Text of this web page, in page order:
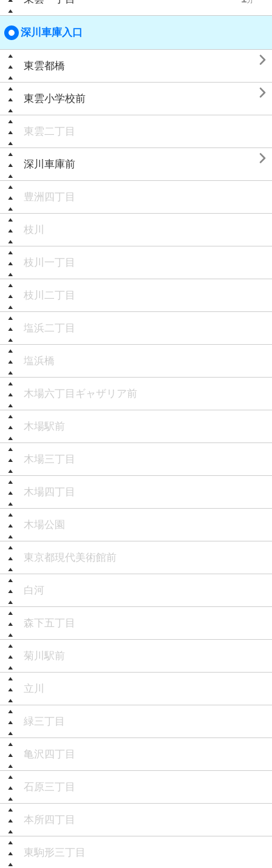
深川車庫入口
東雲都橋 
東雲小学校前 
東雲二丁目
深川車庫前 
豊洲四丁目
枝川
枝川一丁目
枝川二丁目
塩浜二丁目
塩浜橋
木場六丁目ギャザリア前
木場駅前
木場三丁目
木場四丁目
木場公園
東京都現代美術館前
白河
森下五丁目
菊川駅前
立川
緑三丁目
亀沢四丁目
石原三丁目
本所四丁目
東駒形三丁目